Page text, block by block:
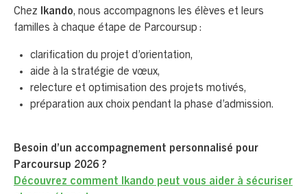
Chez Ikando, nous accompagnons les élèves et leurs
familles à chaque étape de Parcoursup :
clarification du projet d’orientation,
aide à la stratégie de vœux,
relecture et optimisation des projets motivés,
préparation aux choix pendant la phase d’admission.
Besoin d’un accompagnement personnalisé pour
Parcoursup 2026 ?
Découvrez comment Ikando peut vous aider à sécuriser